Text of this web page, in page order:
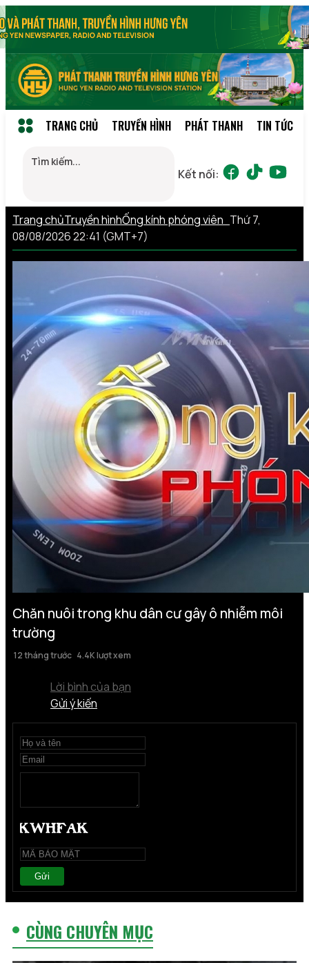
TRANG CHỦ TRUYỀN HÌNH PHÁT THANH TIN TỨC
Kết nối:
Trang chủTruyền hìnhỐng kính phóng viên Thứ 7,
08/08/2026 22:41 (GMT+7)
Chăn nuôi trong khu dân cư gây ô nhiễm môi
trường
12 tháng trước 4.4K lượt xem
Lời bình của bạn
Gửi ý kiến
Gửi
CÙNG CHUYÊN MỤC